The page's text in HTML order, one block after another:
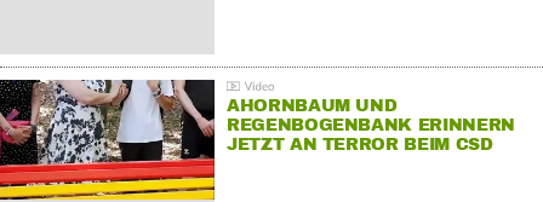
AHORNBAUM UND
REGENBOGENBANK ERINNERN
JETZT AN TERROR BEIM CSD